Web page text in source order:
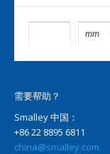
需要帮助？
Smalley 中国：
+86 22 8895 6811
china@smalley.com